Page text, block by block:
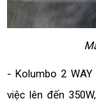
- Kolumbo 2
việc lên đến